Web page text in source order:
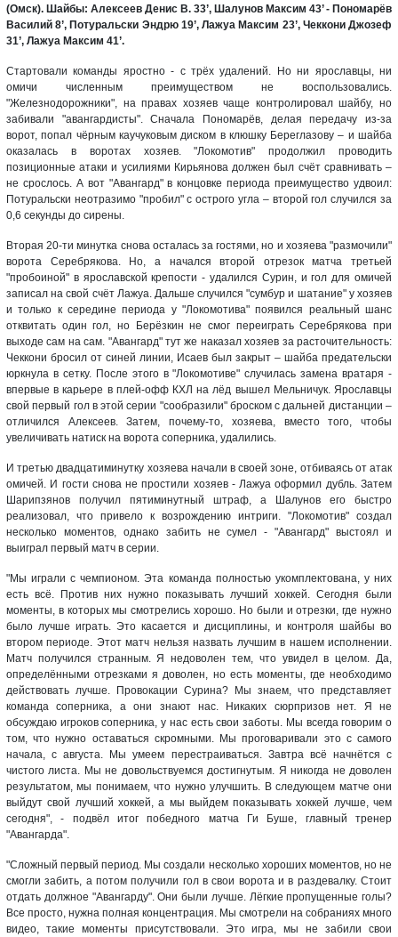
(Омск). Шайбы: Алексеев Денис В. 33’, Шалунов Максим 43’ - Пономарёв
Василий 8’, Потуральски Эндрю 19’, Лажуа Максим 23’, Чеккони Джозеф
31’, Лажуа Максим 41’.
Стартовали команды яростно - с трёх удалений. Но ни ярославцы, ни
омичи численным преимуществом не воспользовались.
"Железнодорожники", на правах хозяев чаще контролировал шайбу, но
забивали "авангардисты". Сначала Пономарёв, делая передачу из-за
ворот, попал чёрным каучуковым диском в клюшку Береглазову – и шайба
оказалась в воротах хозяев. "Локомотив" продолжил проводить
позиционные атаки и усилиями Кирьянова должен был счёт сравнивать –
не срослось. А вот "Авангард" в концовке периода преимущество удвоил:
Потуральски неотразимо "пробил" с острого угла – второй гол случился за
0,6 секунды до сирены.
Вторая 20-ти минутка снова осталась за гостями, но и хозяева "размочили"
ворота Серебрякова. Но, а начался второй отрезок матча третьей
"пробоиной" в ярославской крепости - удалился Сурин, и гол для омичей
записал на свой счёт Лажуа. Дальше случился "сумбур и шатание" у хозяев
и только к середине периода у "Локомотива" появился реальный шанс
отквитать один гол, но Берёзкин не смог переиграть Серебрякова при
выходе сам на сам. "Авангард" тут же наказал хозяев за расточительность:
Чеккони бросил от синей линии, Исаев был закрыт – шайба предательски
юркнула в сетку. После этого в "Локомотиве" случилась замена вратаря -
впервые в карьере в плей-офф КХЛ на лёд вышел Мельничук. Ярославцы
свой первый гол в этой серии "сообразили" броском с дальней дистанции –
отличился Алексеев. Затем, почему-то, хозяева, вместо того, чтобы
увеличивать натиск на ворота соперника, удалились.
И третью двадцатиминутку хозяева начали в своей зоне, отбиваясь от атак
омичей. И гости снова не простили хозяев - Лажуа оформил дубль. Затем
Шарипзянов получил пятиминутный штраф, а Шалунов его быстро
реализовал, что привело к возрождению интриги. "Локомотив" создал
несколько моментов, однако забить не сумел - "Авангард" выстоял и
выиграл первый матч в серии.
"Мы играли с чемпионом. Эта команда полностью укомплектована, у них
есть всё. Против них нужно показывать лучший хоккей. Сегодня были
моменты, в которых мы смотрелись хорошо. Но были и отрезки, где нужно
было лучше играть. Это касается и дисциплины, и контроля шайбы во
втором периоде. Этот матч нельзя назвать лучшим в нашем исполнении.
Матч получился странным. Я недоволен тем, что увидел в целом. Да,
определёнными отрезками я доволен, но есть моменты, где необходимо
действовать лучше. Провокации Сурина? Мы знаем, что представляет
команда соперника, а они знают нас. Никаких сюрпризов нет. Я не
обсуждаю игроков соперника, у нас есть свои заботы. Мы всегда говорим о
том, что нужно оставаться скромными. Мы проговаривали это с самого
начала, с августа. Мы умеем перестраиваться. Завтра всё начнётся с
чистого листа. Мы не довольствуемся достигнутым. Я никогда не доволен
результатом, мы понимаем, что нужно улучшить. В следующем матче они
выйдут свой лучший хоккей, а мы выйдем показывать хоккей лучше, чем
сегодня", - подвёл итог победного матча Ги Буше, главный тренер
"Авангарда".
"Сложный первый период. Мы создали несколько хороших моментов, но не
смогли забить, а потом получили гол в свои ворота и в раздевалку. Стоит
отдать должное "Авангарду". Они были лучше. Лёгкие пропущенные голы?
Все просто, нужна полная концентрация. Мы смотрели на собраниях много
видео, такие моменты присутствовали. Это игра, мы не забили свои